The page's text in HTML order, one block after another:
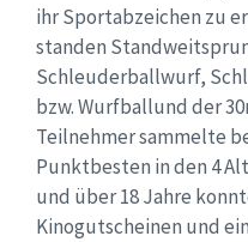
ihr Sportabzeichen zu
standen
Schleuderballwurf,
bzw. Wurfballund der
Teilnehmer sammelte
Punktbesten in den 4
und über 18 Jahre
Kinogutscheinen und